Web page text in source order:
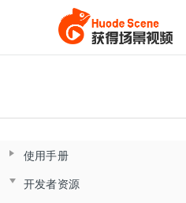
使用手册
控制台操作手册
开发者资源